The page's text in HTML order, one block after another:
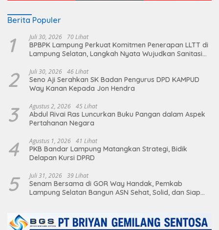
Berita Populer
1 Juli 30, 2026 70 Lihat
BPBPK Lampung Perkuat Komitmen Penerapan LLTT di
Lampung Selatan, Langkah Nyata Wujudkan Sanitasi
2 Juli 30, 2026 46 Lihat
Seno Aji Serahkan SK Badan Pengurus DPD KAMPUD
Way Kanan Kepada Jon Hendra
3 Agustus 2, 2026 45 Lihat
Abdul Rivai Ras Luncurkan Buku Pangan dalam Aspek
Pertahanan Negara
4 Agustus 1, 2026 41 Lihat
PKB Bandar Lampung Matangkan Strategi, Bidik
Delapan Kursi DPRD
5 Juli 31, 2026 39 Lihat
Senam Bersama di GOR Way Handak, Pemkab
Lampung Selatan Bangun ASN Sehat, Solid, dan Siap